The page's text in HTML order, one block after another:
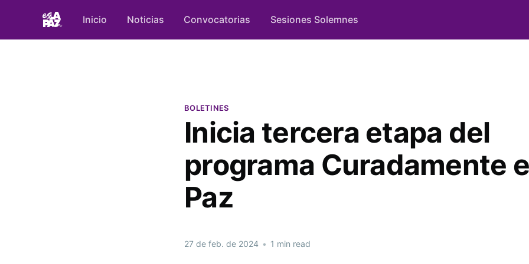
Inicio Noticias Convocatorias Sesiones Solemnes
BOLETINES
Inicia tercera etapa del
programa Curadamente
Paz
27 de feb. de 2024 • 1 min read